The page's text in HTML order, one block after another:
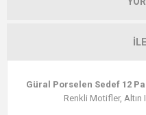
Güral Porselen Sedef 12
Renkli Motifler, Altın